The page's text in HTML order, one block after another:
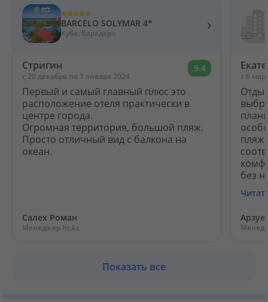
BARCELO SOLYMAR 4*
Куба, Варадеро ›
Стригин
c 20 декабря по 1 января 2024
9.4
Первый и самый главный плюс это
расположение отеля практически в
центре города.
Огромная территория, большой пляж.
Просто отличный вид с балкона на
океан.
Салех Роман
Менеджер ht.kz
c 6
без
Показать все